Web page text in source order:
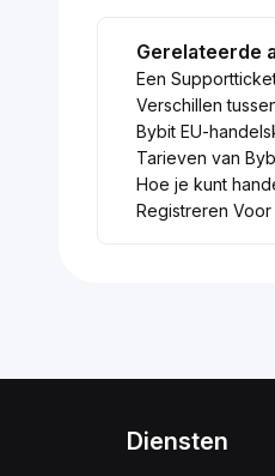
Gerelateerde
Een
Verschillen
Bybit EU-
Tarieven van
Hoe je kunt
Registreren
Diensten